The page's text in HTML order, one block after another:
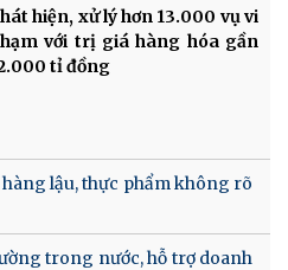
hiện, xử lý hơn 13.000 vụ vi
với trị giá hàng hóa gần
tỉ đồng
lậu, thực phẩm không rõ
trong nước, hỗ trợ doanh